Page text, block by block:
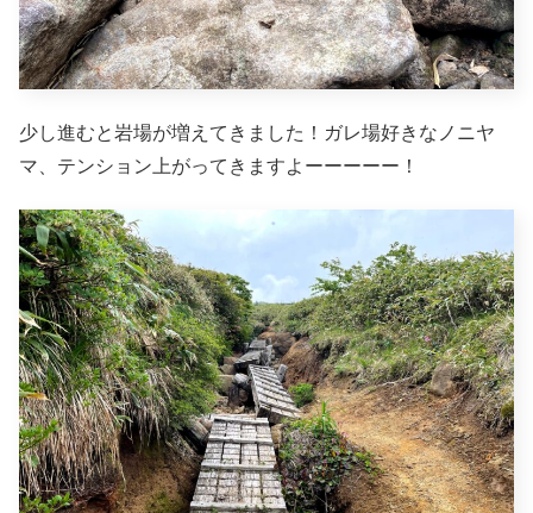
少し進むと岩場が増えてきました！ガレ場好きなノニヤ
マ、テンション上がってきますよーーーーー！